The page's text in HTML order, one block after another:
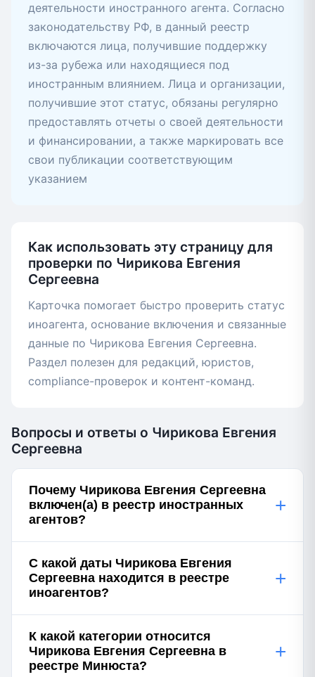
деятельности иностранного агента. Согласно
законодательству РФ, в данный реестр
включаются лица, получившие поддержку
из-за рубежа или находящиеся под
иностранным влиянием. Лица и организации,
получившие этот статус, обязаны регулярно
предоставлять отчеты о своей деятельности
и финансировании, а также маркировать все
свои публикации соответствующим
указанием
Как использовать эту страницу для
проверки по Чирикова Евгения
Сергеевна
Карточка помогает быстро проверить статус
иноагента, основание включения и связанные
данные по Чирикова Евгения Сергеевна.
Раздел полезен для редакций, юристов,
compliance-проверок и контент-команд.
Вопросы и ответы о Чирикова Евгения
Сергеевна
Почему Чирикова Евгения Сергеевна
включен(а) в реестр иностранных
агентов?
+
С какой даты Чирикова Евгения
Сергеевна находится в реестре
иноагентов?
+
К какой категории относится
Чирикова Евгения Сергеевна в
реестре Минюста?
+